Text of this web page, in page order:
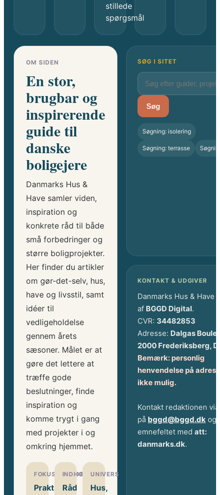
stillede
spørgsmål
OM SIDEN
En stor,
brugbar og
inspirerende
guide til
danske
boligejere
Danmarks Hus &
Have samler viden,
inspiration og
konkrete råd til både
små forbedringer og
større boligprojekter.
Her finder du artikler
om gør-det-selv, hus,
have og livsstil, samt
idéer til
vedligeholdelse
gennem årets
sæsoner. Målet er at
gøre det lettere at
træffe gode
beslutninger, finde
inspiration og
komme trygt i gang
med projekter i og
omkring hjemmet.
FOKUSOMRÅDE
Praktiske
INDHOLD
Råd
UNIVERS
Hus,
SØG I SITET
Søg
Søgning: isolering
Søgning: terrasse
KONTAKT & UDGIVER
Danmarks Hus & Have
af BGGD Digital.
CVR: 34482853
Adresse: Dalgas
2000 Frederiksberg,
Bemærk: personlig
henvendelse på
ikke mulig.
Kontakt redaktionen
på bggd@bggd.dk og
emnefeltet med att:
danmarks.dk.